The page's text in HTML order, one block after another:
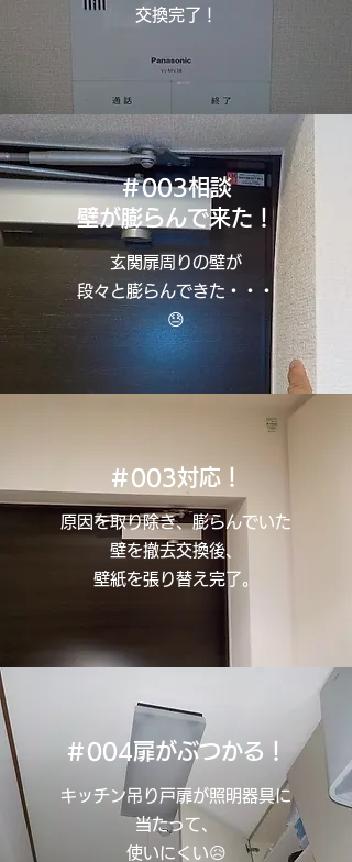
交換完了！
＃003相談
壁が膨らんで来た！
玄関扉周りの壁が
段々と膨らんできた・・・
😓
＃003対応！
原因を取り除き、膨らんでいた
壁を撤去交換後、
壁紙を張り替え完了。
＃004扉がぶつかる！
キッチン吊り戸扉が照明器具に
当たって、
使いにくい😥